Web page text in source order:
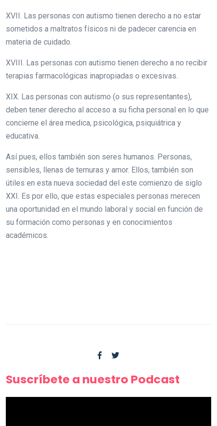
XVII. Las personas con autismo tienen derecho a no estar
sometidos a maltratos físicos ni de padecer carencia en
materia de cuidado.
XVIII. Las personas con autismo tienen derecho a no recibir
terapias farmacológicas inapropiadas o excesivas.
XIX. Las personas con autismo (o sus representantes),
deben tener derecho al acceso a su ficha personal en lo que
concierne el área medica, psicológica, psiquiátrica y
educativa.
Así pues, ellos también son seres humanos. Personas,
sensibles, llenas de ternuras y amor. Ellos, también son
útiles en esta nueva sociedad del este comienzo de siglo
XXI. Es por ello, que estas especiales personas merecen
una oportunidad en el mundo laboral y social en función de
su formación como personas y en conocimientos
académicos.
Suscríbete a nuestro Podcast